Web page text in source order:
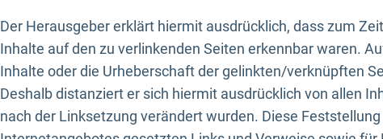
Der Herausgeber erklärt hiermit ausdrücklich, dass zum
Inhalte auf den zu verlinkenden Seiten erkennbar waren.
Inhalte oder die Urheberschaft der gelinkten/verknüpften
Deshalb distanziert er sich hiermit ausdrücklich von allen
nach der Linksetzung verändert wurden. Diese